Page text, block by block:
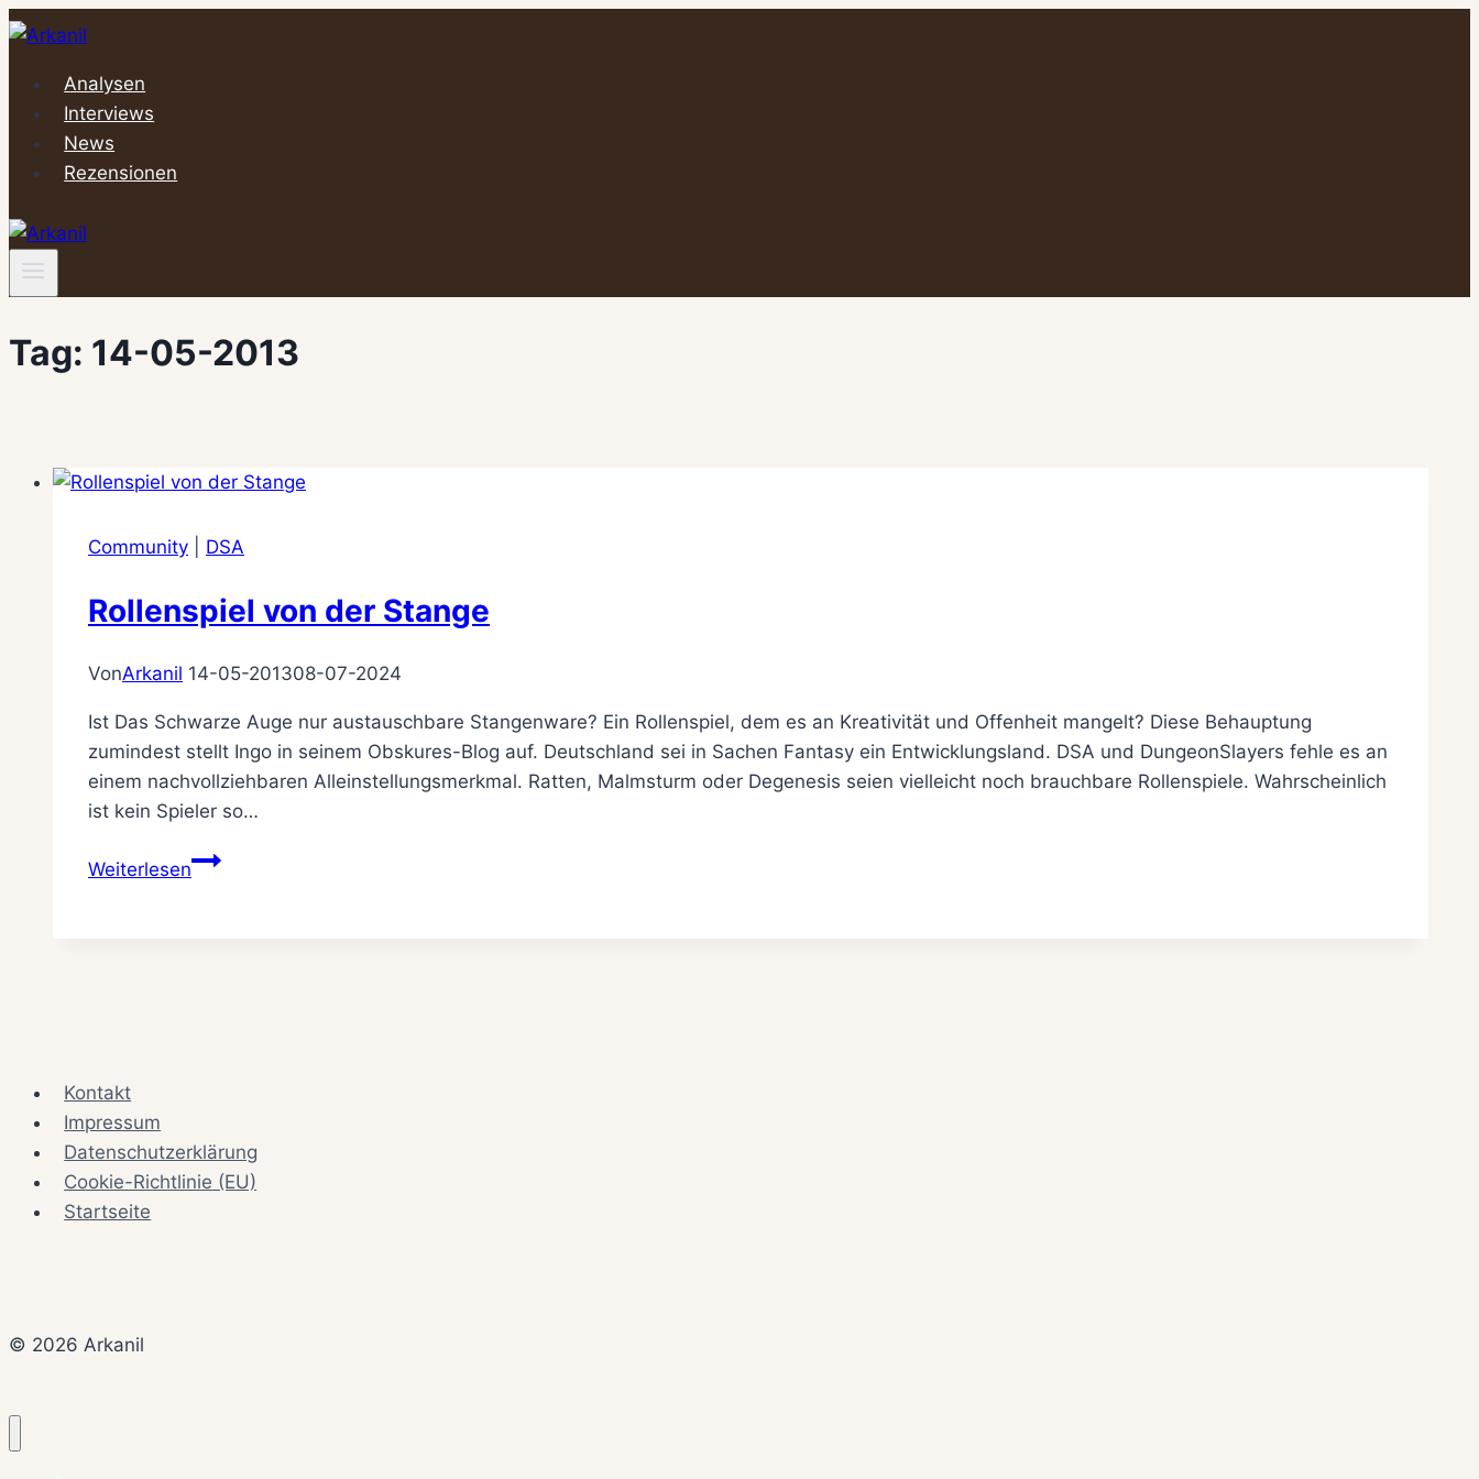
Zum
springenAnalysen
Interviews
News
Rezensionen
Tag: 14-05-2013
Community DSA
Rollenspiel von der Stange
VonArkanil 14-05-201308-07-2024
Ist Das Schwarze Auge nur austauschbare Stangenware? Ein Rollenspiel, dem es an Kreativität und Offenheit mangelt? Diese Behauptung
zumindest stellt Ingo in seinem Obskures-Blog auf. Deutschland sei in Sachen Fantasy ein Entwicklungsland. DSA und DungeonSlayers fehle es an
einem nachvollziehbaren Alleinstellungsmerkmal. Ratten, Malmsturm oder Degenesis seien vielleicht noch brauchbare Rollenspiele. Wahrscheinlich
ist kein Spieler so…
WeiterlesenRollenspiel
Kontakt
Impressum
Datenschutzerklärung
Cookie-Richtlinie (EU)
Startseite
© 2026 Arkanil